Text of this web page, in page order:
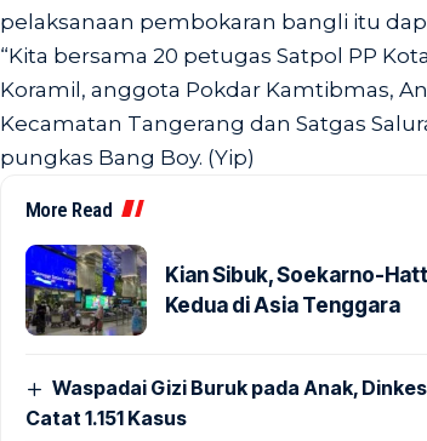
pelaksanaan pembokaran bangli itu
“Kita bersama 20 petugas Satpol PP
Koramil, anggota Pokdar Kamtibmas,
Kecamatan Tangerang dan Satgas
pungkas Bang Boy. (Yip)
More Read
Kian Sibuk, Soekarno-
Kedua di Asia Tenggara
Waspadai Gizi Buruk pada Anak,
Catat 1.151 Kasus